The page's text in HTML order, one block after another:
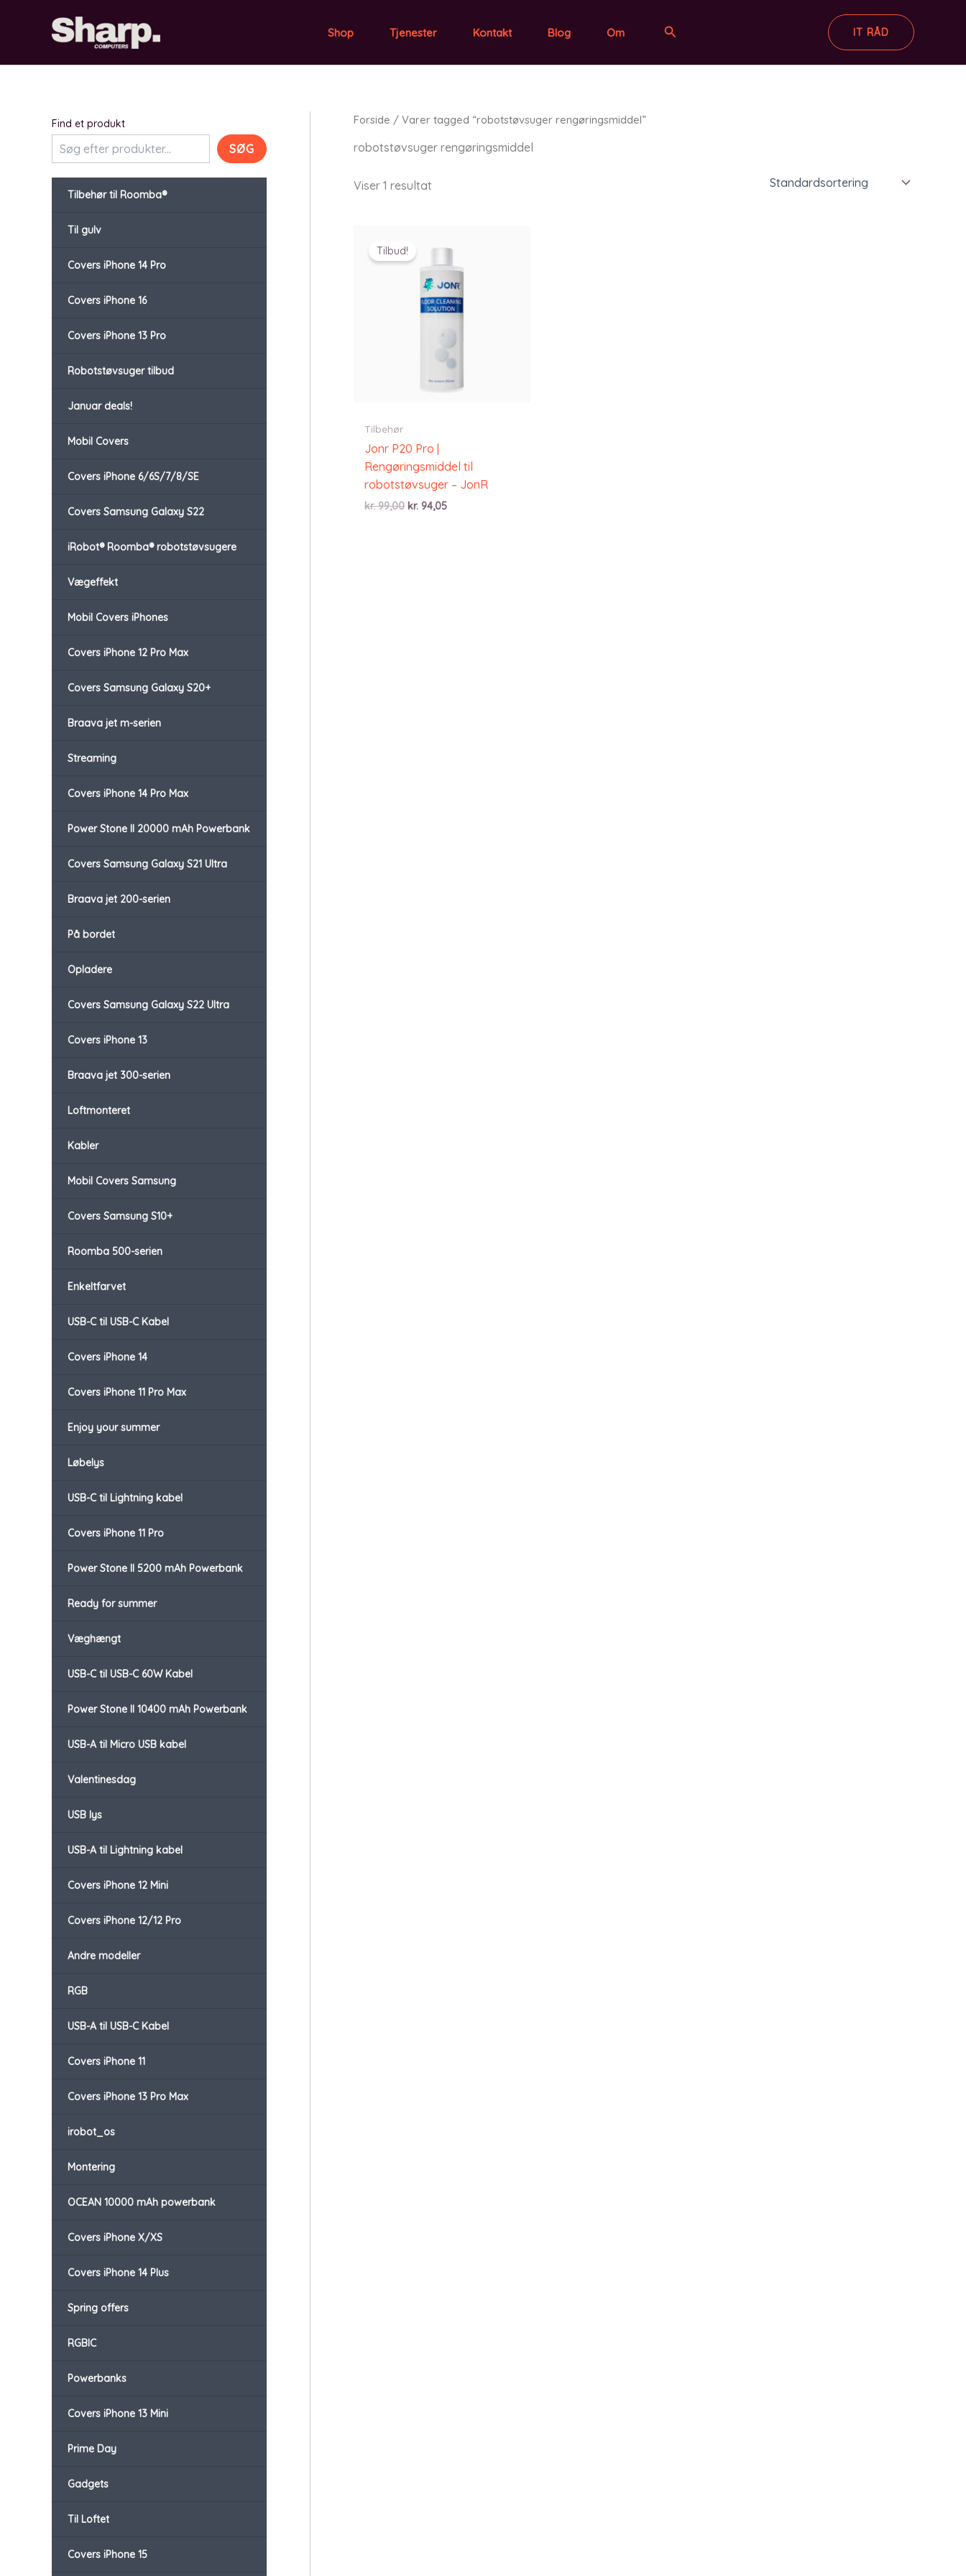
Shop Tjenester Kontakt Blog Om Søg IT RÅD
Find et produkt
SØG
Tilbehør til Roomba®
Til gulv
Covers iPhone 14 Pro
Covers iPhone 16
Covers iPhone 13 Pro
Robotstøvsuger tilbud
Januar deals!
Mobil Covers
Covers iPhone 6/6S/7/8/SE
Covers Samsung Galaxy S22
iRobot® Roomba® robotstøvsugere
Vægeffekt
Mobil Covers iPhones
Covers iPhone 12 Pro Max
Covers Samsung Galaxy S20+
Braava jet m-serien
Streaming
Covers iPhone 14 Pro Max
Power Stone II 20000 mAh Powerbank
Covers Samsung Galaxy S21 Ultra
Braava jet 200-serien
På bordet
Opladere
Covers Samsung Galaxy S22 Ultra
Covers iPhone 13
Braava jet 300-serien
Loftmonteret
Kabler
Mobil Covers Samsung
Covers Samsung S10+
Roomba 500-serien
Enkeltfarvet
USB-C til USB-C Kabel
Covers iPhone 14
Covers iPhone 11 Pro Max
Enjoy your summer
Løbelys
USB-C til Lightning kabel
Covers iPhone 11 Pro
Power Stone II 5200 mAh Powerbank
Ready for summer
Væghængt
USB-C til USB-C 60W Kabel
Power Stone II 10400 mAh Powerbank
USB-A til Micro USB kabel
Valentinesdag
USB lys
USB-A til Lightning kabel
Covers iPhone 12 Mini
Covers iPhone 12/12 Pro
Andre modeller
RGB
USB-A til USB-C Kabel
Covers iPhone 11
Covers iPhone 13 Pro Max
irobot_os
Montering
OCEAN 10000 mAh powerbank
Covers iPhone X/XS
Covers iPhone 14 Plus
Spring offers
RGBIC
Powerbanks
Covers iPhone 13 Mini
Prime Day
Gadgets
Til Loftet
Covers iPhone 15
Forside / Varer tagged “robotstøvsuger rengøringsmiddel”
robotstøvsuger rengøringsmiddel
Viser 1 resultat
Tilbud!
Tilbehør
Jonr P20 Pro |
Rengøringsmiddel til
robotstøvsuger – JonR
kr.99,00 Den
kr. 94,05Den